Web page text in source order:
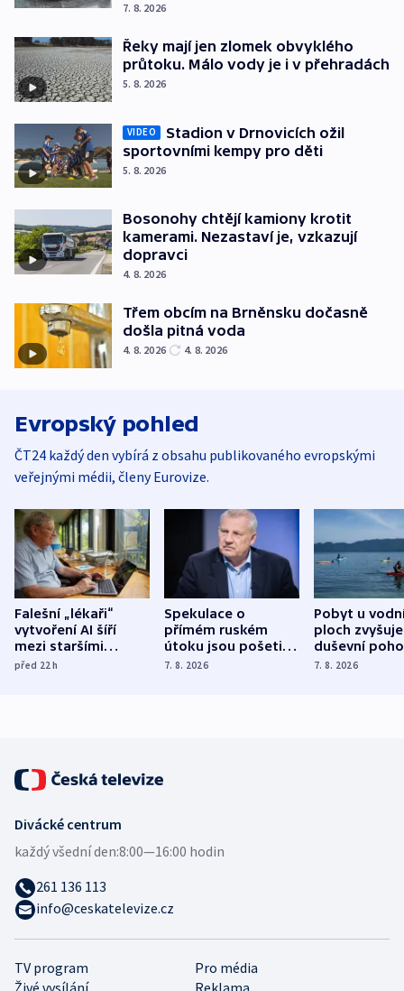
7. 8. 2026
Řeky mají jen zlomek obvyklého
průtoku. Málo vody je i v přehradách
5. 8. 2026
VIDEO
Stadion v Drnovicích ožil
sportovními kempy pro děti
5. 8. 2026
Bosonohy chtějí kamiony krotit
kamerami. Nezastaví je, vzkazují
dopravci
4. 8. 2026
Třem obcím na Brněnsku dočasně
došla pitná voda
4. 8. 2026 4. 8. 2026
Evropský pohled
ČT24 každý den vybírá z obsahu publikovaného evropskými
veřejnými médii, členy Eurovize.
Falešní „lékaři“
vytvoření AI šíří
mezi staršími
Poláky nebezpečné
před 22h
Spekulace o
přímém ruském
útoku jsou pošetilé,
míní estonský
7. 8. 2026
Pobyt u
ploch zvyšuje
duševní
ukázala
7. 8. 2026
TV program
Pro média
Živé vysílání
Reklama
Divácké centrum
každý všední den:8:00—16:00 hodin
261 136 113
info@ceskatelevize.cz